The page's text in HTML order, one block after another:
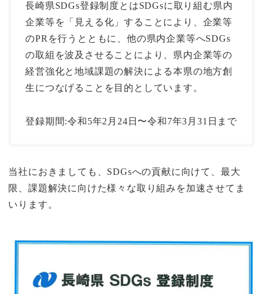
長崎県SDGs登録制度とはSDGsに取り組む県内
企業等を「見える化」することにより、企業等
のPRを行うとともに、他の県内企業等へSDGs
の取組を波及させることにより、県内企業等の
経営強化と地域課題の解決による本県の地方創
生につなげることを目的としています。
登録期間:令和5年2月24日〜令和7年3月31日まで
当社におきましても、SDGsへの貢献に向けて、最大
限、課題解決に向けた様々な取り組みを加速させてま
いります。